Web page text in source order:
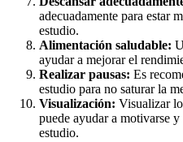
adecuadamente para estar
estudio.
Alimentación saludable:
ayudar a mejorar el
Realizar pausas: Es
estudio para no saturar la
Visualización: Visualizar
puede ayudar a motivarse
estudio.